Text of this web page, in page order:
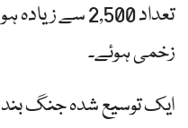
زخمی ہوئے۔
ایک توسیع شدہ جنگ